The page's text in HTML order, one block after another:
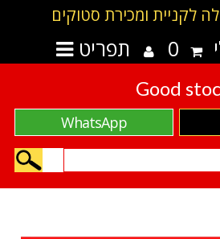
לקניית ומכירת סטוקים
תפריט 0
Good
WhatsApp